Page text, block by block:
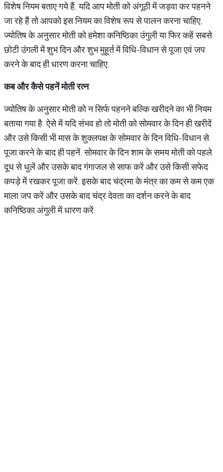
विशेष नियम बताए गये हैं. यदि आप मोती को अंगूठी में जड़वा कर पहनने
जा रहे हैं तो आपको इस नियम का विशेष रूप से पालन करना चाहिए.
ज्योतिष के अनुसार मोती को हमेशा कनिष्ठिका उंगुली या फिर कहें सबसे
छोटी उंगली में शुभ दिन और शुभ मुहूर्त में विधि-विधान से पूजा एवं जप
करने के बाद ही धारण करना चाहिए.
कब और कैसे पहनें मोती रत्न
ज्योतिष के अनुसार मोती को न सिर्फ पहनने बल्कि खरीदने का भी नियम
बताया गया है. ऐसे में यदि संभव हो तो मोती को सोमवार के दिन ही खरीदें
और उसे किसी भी मास के शुक्लपक्ष के सोमवार के दिन विधि-विधान से
पूजा करने के बाद ही पहनें. सोमवार के दिन शाम के समय मोती को पहले
दूध से धुलें और उसके बाद गंगाजल से साफ करें और उसे किसी सफेद
कपड़े में रखकर पूजा करें. इसके बाद चंद्रमा के मंत्र का कम से कम एक
माला जप करें और उसके बाद चंद्र देवता का दर्शन करने के बाद
कनिष्ठिका अंगुली में धारण करें.